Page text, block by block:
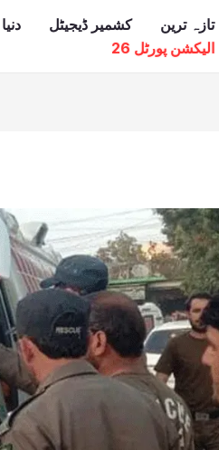
تازہ ترین کشمیر ڈیجیٹل دنیا
الیکشن پورٹل 26